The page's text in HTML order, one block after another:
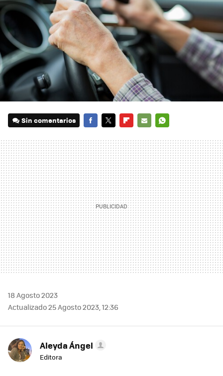
Sin comentarios
MAIL
18 Agosto 2023
Actualizado 25 Agosto 2023, 12:36
Aleyda Ángel
Editora